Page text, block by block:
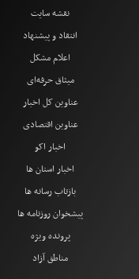
نقشه سایت
انتقاد و پیشنهاد
اعلام مشکل
میثاق حرفه‌ای
عناوین کل اخبار
عناوین اقتصادی
اخبار اکو
اخبار استان ها
بازتاب رسانه ها
پیشخوان روزنامه ها
پرونده ویژه
مناطق آزاد